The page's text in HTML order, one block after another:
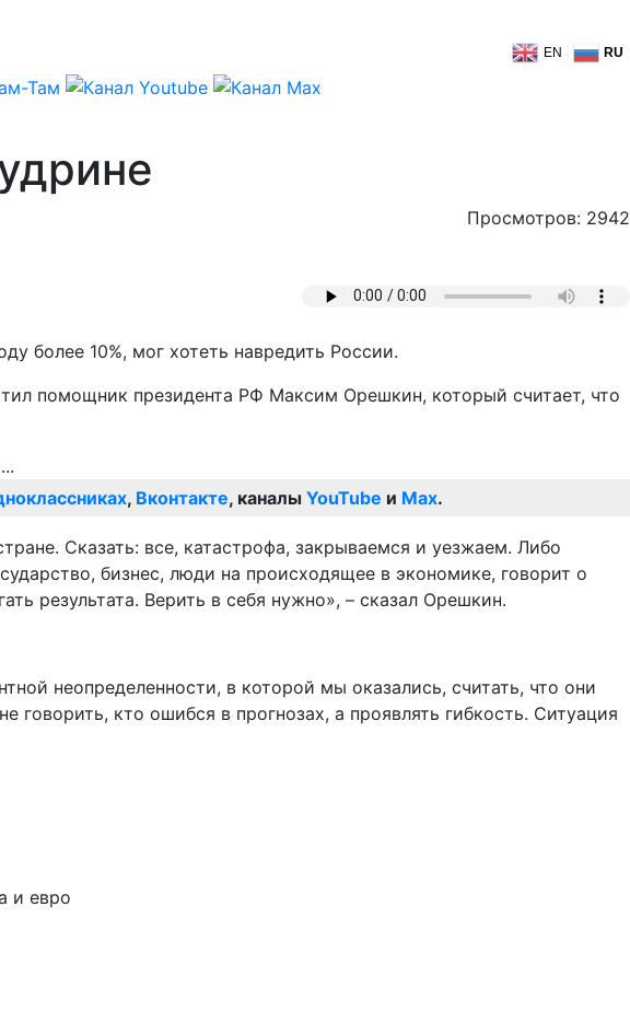
EN RU
Просмотров: 2942
более 10%, мог хотеть навредить России.
помощник президента РФ Максим Орешкин, который считает, что
, Вконтакте, каналы YouTube и Max.
Сказать: все, катастрофа, закрываемся и уезжаем. Либо
бизнес, люди на происходящее в экономике, говорит о
результата. Верить в себя нужно», – сказал Орешкин.
неопределенности, в которой мы оказались, считать, что они
кто ошибся в прогнозах, а проявлять гибкость. Ситуация
и евро